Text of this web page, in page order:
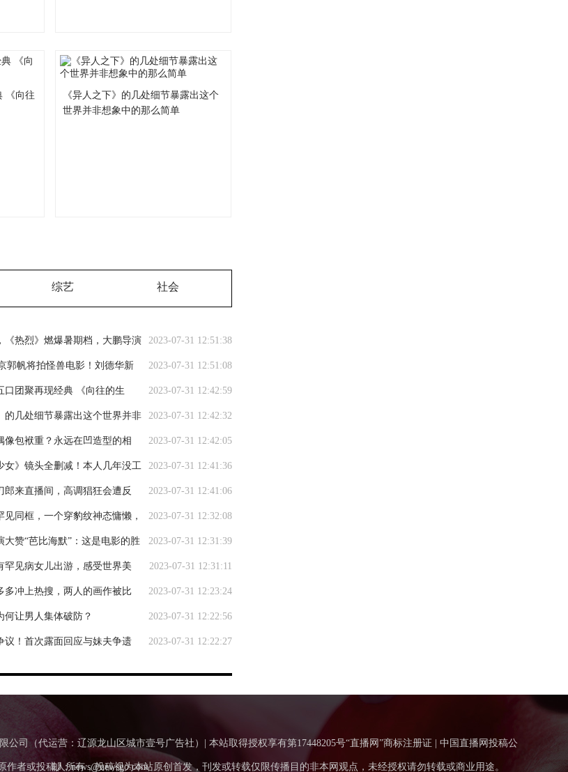
《向往
《异人之下》的几处细节暴露出这个
世界并非想象中的那么简单
综艺 社会
2023-07-31 12:51:38
《热烈》燃爆暑期档，大鹏导演
2023-07-31 12:51:08
郭帆将拍怪兽电影！刘德华新
2023-07-31 12:42:59
口团聚再现经典 《向往的生
碑爆棚 2023-07-31 12:42:32
的几处细节暴露出这个世界并非
单 2023-07-31 12:42:05
像包袱重？永远在凹造型的相
该有的模样 2023-07-31 12:41:36
女》镜头全删减！本人几年没工
！ 2023-07-31 12:41:06
郎来直播间，高调猖狂会遭反
应亮了！ 2023-07-31 12:32:08
见同框，一个穿豹纹神态慵懒，
精神 2023-07-31 12:31:39
大赞“芭比海默”：这是电影的胜
2023-07-31 12:31:11
罕见病女儿出游，感受世界美
不过2岁 2023-07-31 12:23:24
多冲上热搜，两人的画作被比
太大了 2023-07-31 12:22:56
何让男人集体破防？
2023-07-31 12:22:27
议！首次露面回应与妹夫争遗
公司（代运营：辽源龙山区城市壹号广告社）| 本站取得授权享有第17448205号“直播网”商标注册证 | 中国直播网投稿公
邮：news@newsgo.com
者或投稿人所有，投稿视为本站原创首发，刊发或转载仅限传播目的非本网观点，未经授权请勿转载或商业用途。